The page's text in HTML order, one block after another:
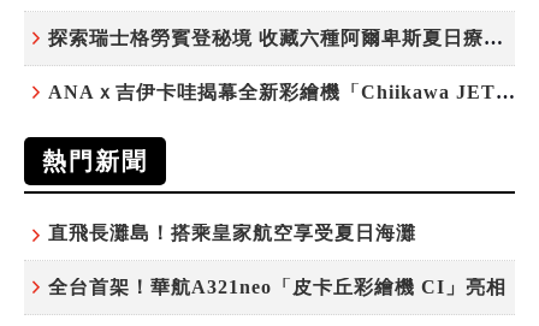
探索瑞士格勞賓登秘境 收藏六種阿爾卑斯夏日療癒之旅
ANAｘ吉伊卡哇揭幕全新彩繪機「Chiikawa JET」
熱門新聞
直飛長灘島！搭乘皇家航空享受夏日海灘
全台首架！華航A321neo「皮卡丘彩繪機 CI」亮相